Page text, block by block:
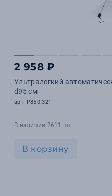
2 958 ₽
Ультралегкий
d95 см
арт. P850.321
В наличии 2611 шт.
В корзину